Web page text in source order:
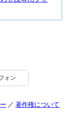
ォン
著作権について